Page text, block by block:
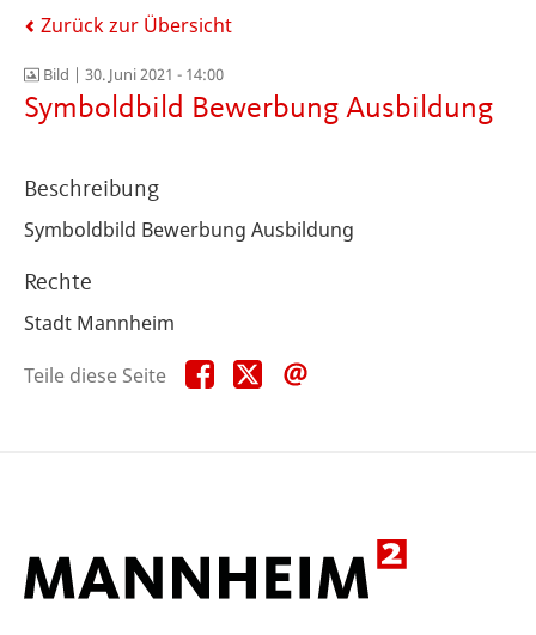
Zurück zur Übersicht
Bild | 30. Juni 2021 - 14:00
Symboldbild Bewerbung Ausbildung
Beschreibung
Symboldbild Bewerbung Ausbildung
Rechte
Stadt Mannheim
Teile diese Seite
Teile
diese
Teile
diese